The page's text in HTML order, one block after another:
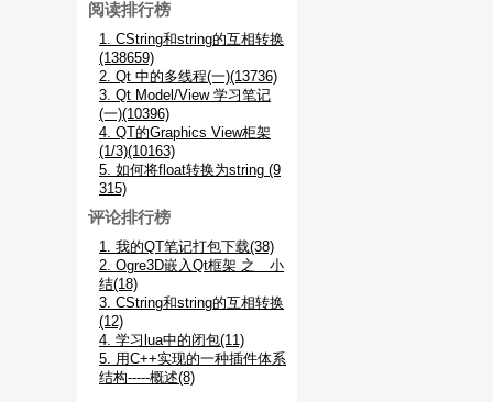
阅读排行榜
1. CString和string的互相转换
(138659)
2. Qt 中的多线程(一)(13736)
3. Qt Model/View 学习笔记
(一)(10396)
4. QT的Graphics View柜架
(1/3)(10163)
5. 如何将float转换为string (9
315)
评论排行榜
1. 我的QT笔记打包下载(38)
2. Ogre3D嵌入Qt框架 之 小
结(18)
3. CString和string的互相转换
(12)
4. 学习lua中的闭包(11)
5. 用C++实现的一种插件体系
结构-----概述(8)